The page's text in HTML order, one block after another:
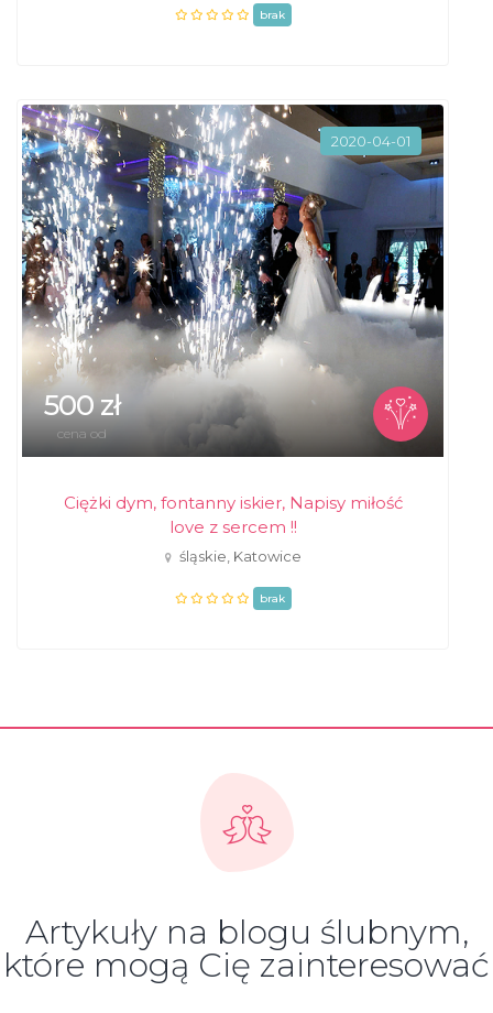
brak
2020-04-01
500 zł
cena od
Ciężki dym, fontanny iskier, Napisy miłość
love z sercem !!
śląskie, Katowice
brak
Artykuły na blogu ślubnym,
które mogą Cię zainteresować